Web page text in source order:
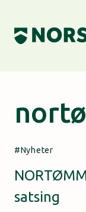
content
Nyheter
satsing